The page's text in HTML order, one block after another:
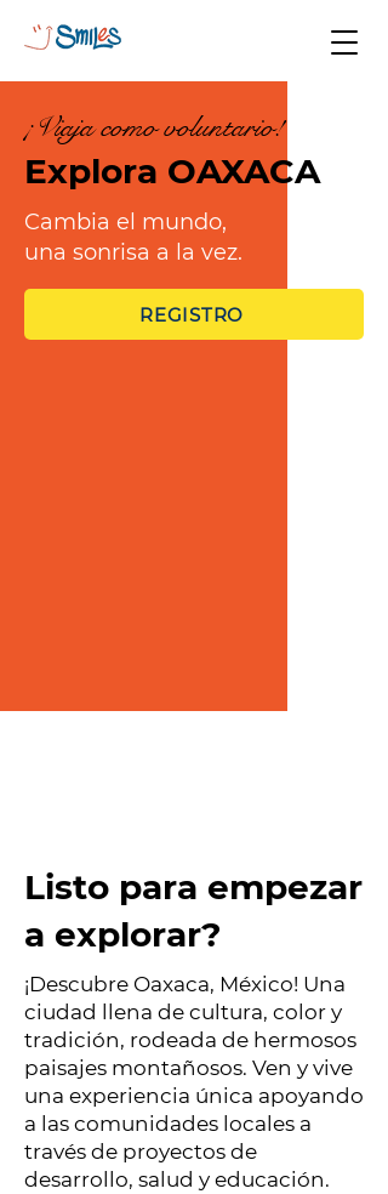
¡Viaja como voluntario!
Explora OAXACA
Cambia el mundo,
una sonrisa a la vez.
REGISTRO
Listo para empezar
a explorar?
¡Descubre Oaxaca, México! Una
ciudad llena de cultura, color y
tradición, rodeada de hermosos
paisajes montañosos. Ven y vive
una experiencia única apoyando
a las comunidades locales a
través de proyectos de
desarrollo, salud y educación.